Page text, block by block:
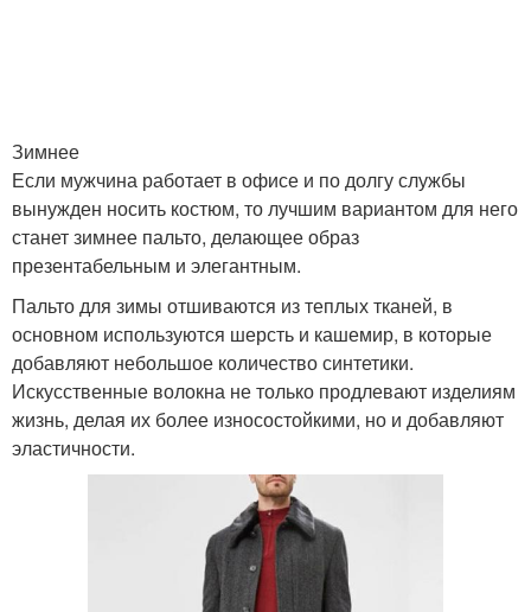
Зимнее
Если мужчина работает в офисе и по долгу службы
вынужден носить костюм, то лучшим вариантом для него
станет зимнее пальто, делающее образ
презентабельным и элегантным.
Пальто для зимы отшиваются из теплых тканей, в
основном используются шерсть и кашемир, в которые
добавляют небольшое количество синтетики.
Искусственные волокна не только продлевают изделиям
жизнь, делая их более износостойкими, но и добавляют
эластичности.